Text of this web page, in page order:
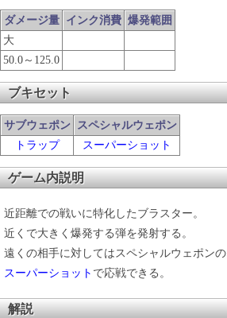
ダメージ量 インク消費 爆発範囲
大
50.0～125.0
ブキセット
サブウェポン
スペシャルウェポン
トラップ
スーパーショット
ゲーム内説明
近距離での戦いに特化したブラスター。
近くで大きく爆発する弾を発射する。
遠くの相手に対してはスペシャルウェポンの
スーパーショット で応戦できる。
解説